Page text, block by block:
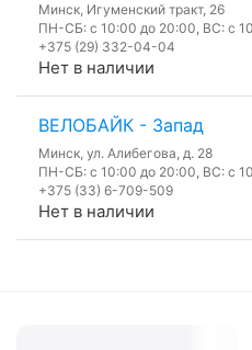
Минск, Игуменский тракт, 26
ПН-СБ: с 10:00 до 20:00, ВС: с
+375 (29) 332-04-04
Нет в наличии
ВЕЛОБАЙК - Запад
Минск, ул. Алибегова, д. 28
ПН-СБ: с 10:00 до 20:00, ВС: с
+375 (33) 6-709-509
Нет в наличии